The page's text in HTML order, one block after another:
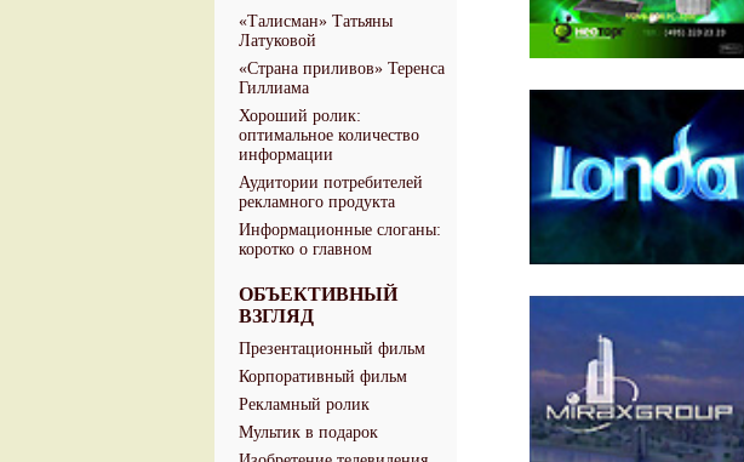
«Талисман» Татьяны
Латуковой
«Страна приливов» Теренса
Гиллиама
Хороший ролик:
оптимальное количество
информации
Аудитории потребителей
рекламного продукта
Информационные слоганы:
коротко о главном
ОБЪЕКТИВНЫЙ
ВЗГЛЯД
Презентационный фильм
Корпоративный фильм
Рекламный ролик
Мультик в подарок